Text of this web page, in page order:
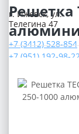
г. Ижевск, ул.
Телегина 47
+7 (3412) 528-854
+7 (951) 192-98-22
Понедельник-
с 8.00 до 17.00
Суббота
Решетка